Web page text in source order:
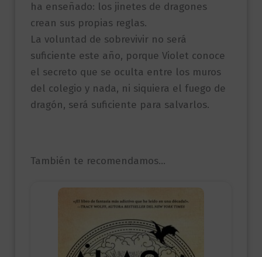
ha enseñado: los jinetes de dragones
crean sus propias reglas.
La voluntad de sobrevivir no será
suficiente este año, porque Violet conoce
el secreto que se oculta entre los muros
del colegio y nada, ni siquiera el fuego de
dragón, será suficiente para salvarlos.
También te recomendamos…